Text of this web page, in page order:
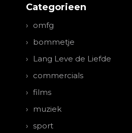
Categorieen
omfg
bommetje
Lang Leve de Liefde
commercials
films
muziek
sport